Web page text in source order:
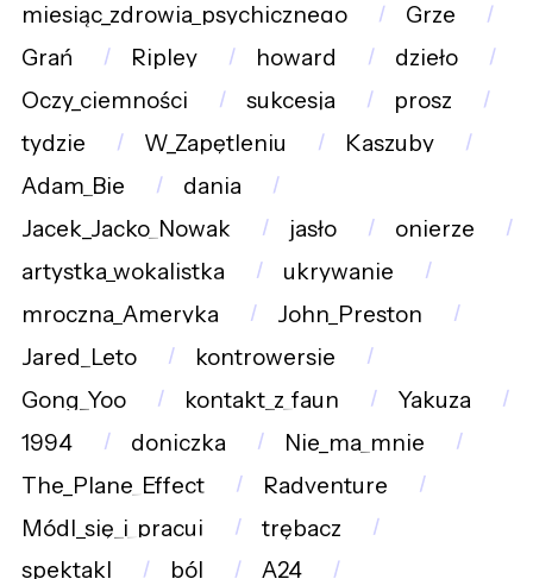
miesiąc_zdrowia_psychicznego
Grze
Grań
Ripley howard
dzieło
Oczy_ciemności
sukcesja
prosz
tydzie
W_Zapętleniu
Kaszuby
Adam_Bie
dania
Jacek_Jacko_Nowak
jasło
onierze
artystka_wokalistka
ukrywanie
mroczna_Ameryka
John_Preston
Jared_Leto
kontrowersje
Gong_Yoo
kontakt_z_faun
Yakuza
1994
doniczka
Nie_ma_mnie
The_Plane_Effect
Radventure
Módl_się_i_pracuj
trębacz
spektakl
ból
A24